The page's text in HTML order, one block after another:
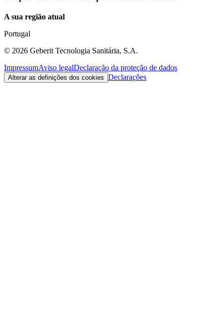
A sua região atual
Portugal
© 2026 Geberit Tecnologia Sanitária, S.A.
ImpressumAviso legalDeclaração da proteção de dados
Alterar as definições dos cookies Declarações